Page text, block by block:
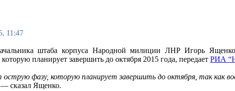
11:47
штаба корпуса Народной милиции ЛНР Игорь
планирует завершить до октября 2015 года, передает РИА
острую фазу, которую планирует завершить до октября, так как
— сказал Ященко.